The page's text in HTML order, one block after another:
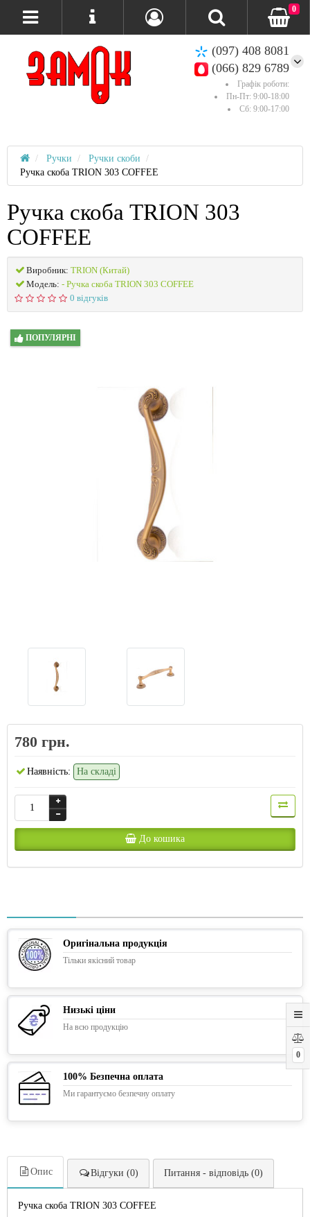
0
(097) 408 8081
(066) 829 6789
Графік роботи:
Пн-Пт: 9:00-18:00
Сб: 9:00-17:00
0
Ручки
Ручки скоби
Ручка скоба TRION 303 COFFEE
Ручка скоба TRION 303
COFFEE
Виробник: TRION (Китай)
Модель: - Ручка скоба TRION 303 COFFEE
0 відгуків
ПОПУЛЯРНІ
780 грн.
Наявність: На складі
До кошика
Оригінальна продукція
Тільки якісний товар
Низькі ціни
На всю продукцію
100% Безпечна оплата
Ми гарантуємо безпечну оплату
Опис Відгуки (0) Питання - відповідь (0)
Ручка скоба TRION 303 COFFEE